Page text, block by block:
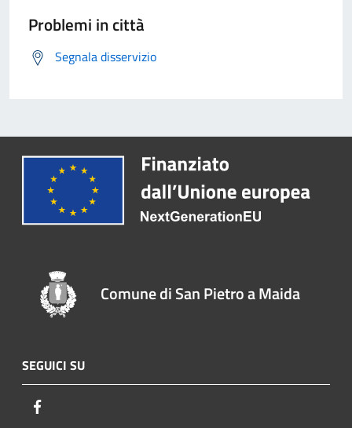
Problemi in città
Segnala disservizio
Comune di San Pietro a Maida
SEGUICI SU